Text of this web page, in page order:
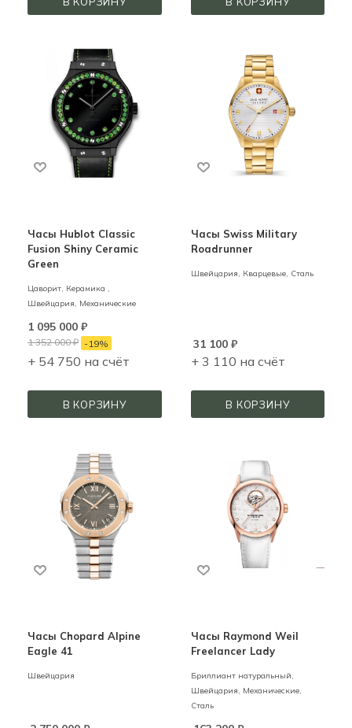
Часы Hublot Classic
Fusion Shiny Ceramic
Green
Цаворит, Керамика ,
Швейцария, Механические
1 095 000 ₽
1 352 000₽ -19%
+ 54 750 на счёт
В КОРЗИНУ
Часы Swiss Military
Roadrunner
Швейцария, Кварцевые, Сталь
31 100₽
+ 3 110 на счёт
В КОРЗИНУ
Часы Chopard Alpine
Eagle 41
Швейцария
Часы Raymond Weil
Freelancer Lady
Бриллиант натуральный,
Швейцария, Механические,
Сталь